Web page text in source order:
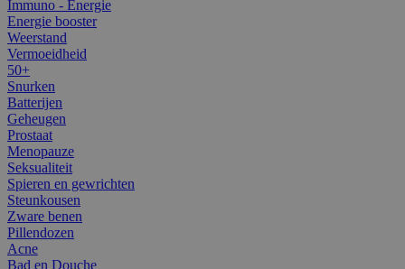
Immuno - Energie
Energie booster
Weerstand
Vermoeidheid
50+
Snurken
Batterijen
Geheugen
Prostaat
Menopauze
Seksualiteit
Spieren en gewrichten
Steunkousen
Zware benen
Pillendozen
Acne
Bad en Douche